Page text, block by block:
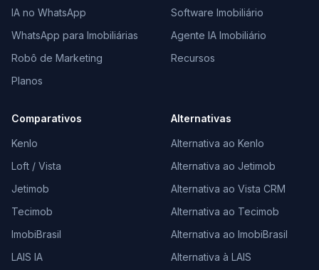
IA no WhatsApp
WhatsApp para Imobiliárias
Robô de Marketing
Planos
Software Imobiliário
Agente IA Imobiliário
Recursos
Comparativos
Kenlo
Loft / Vista
Jetimob
Tecimob
ImobiBrasil
LAIS IA
Alternativas
Alternativa ao Kenlo
Alternativa ao Jetimob
Alternativa ao Vista CRM
Alternativa ao Tecimob
Alternativa ao ImobiBrasil
Alternativa à LAIS